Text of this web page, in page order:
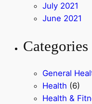
July 2021
June 2021
Categories
General
Health (6)
Health &